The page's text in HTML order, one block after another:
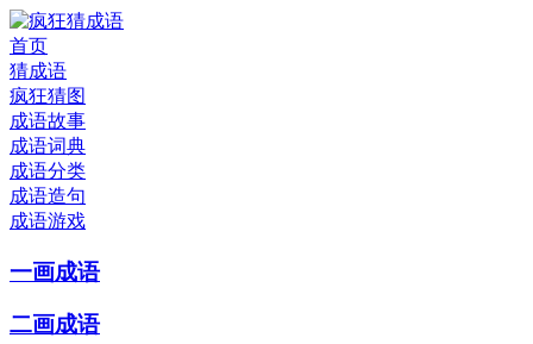
首页
猜成语
疯狂猜图
成语故事
成语词典
成语分类
成语造句
成语游戏
一画成语
二画成语